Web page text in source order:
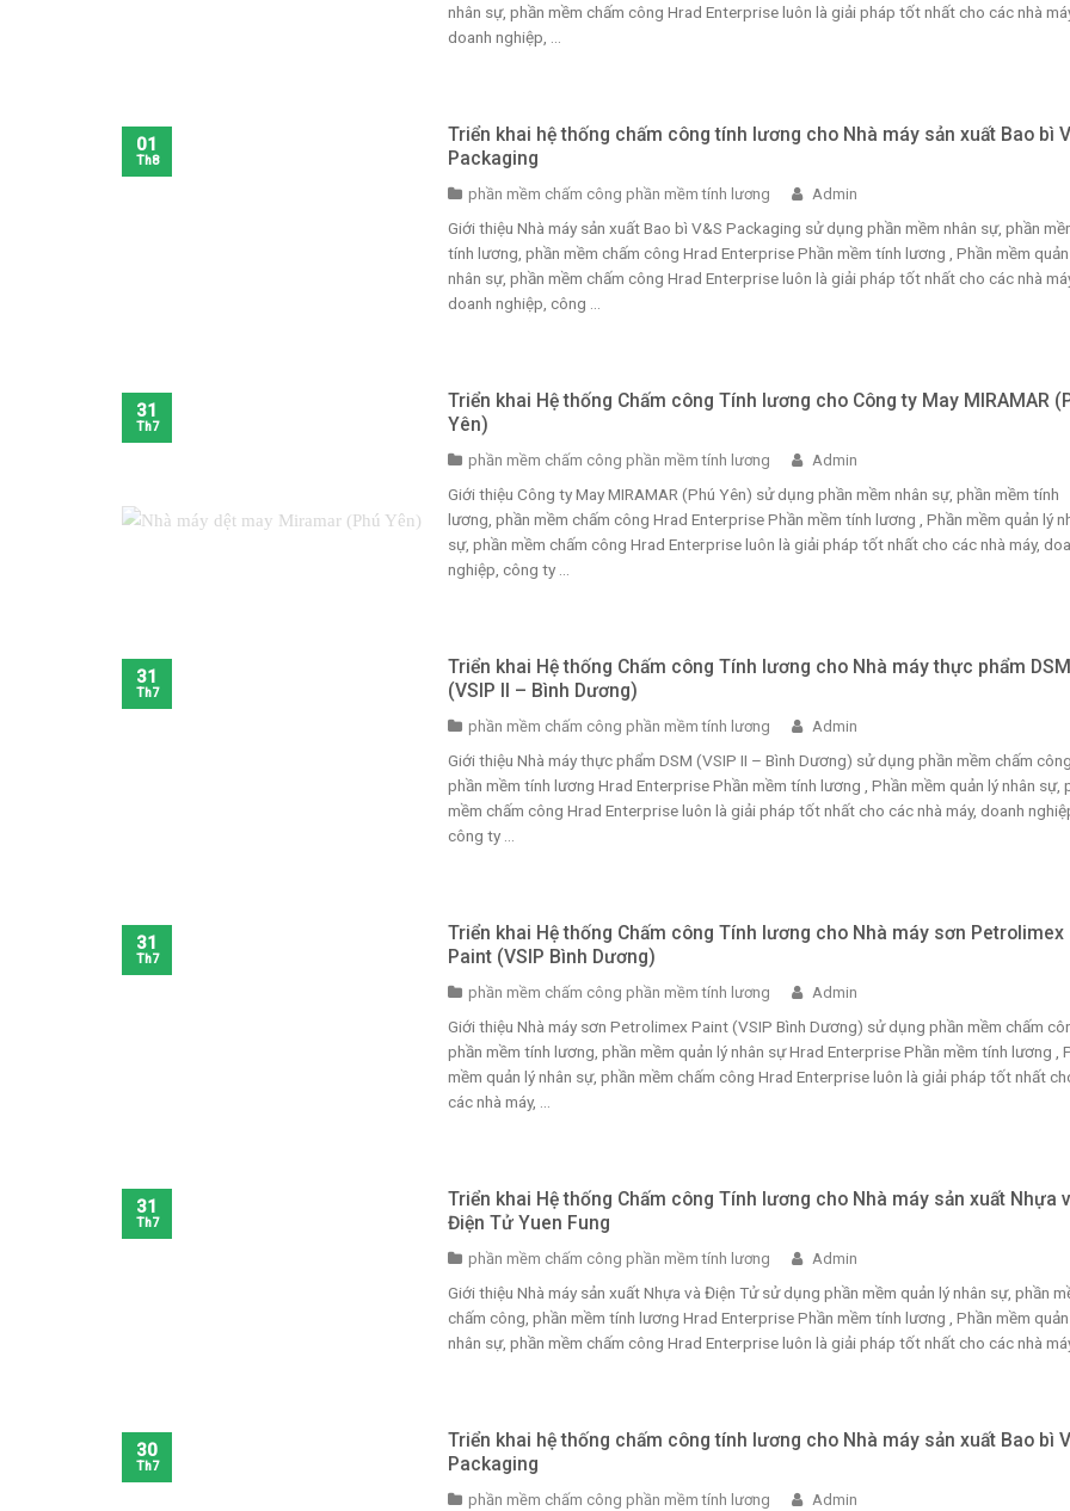
nhân sự, phần mềm chấm công Hrad Enterprise luôn là giải pháp tốt nhất cho các nhà
doanh nghiệp, ...
Triển khai hệ thống chấm công tính lương cho Nhà máy sản xuất Bao bì
Packaging
phần mềm chấm công phần mềm tính lương Admin
Giới thiệu Nhà máy sản xuất Bao bì V&S Packaging sử dụng phần mềm nhân sự, phần
tính lương, phần mềm chấm công Hrad Enterprise Phần mềm tính lương , Phần mềm
nhân sự, phần mềm chấm công Hrad Enterprise luôn là giải pháp tốt nhất cho các nhà
doanh nghiệp, công ...
01
Th8
Triển khai Hệ thống Chấm công Tính lương cho Công ty May MIRAMAR
Yên)
phần mềm chấm công phần mềm tính lương Admin
Giới thiệu Công ty May MIRAMAR (Phú Yên) sử dụng phần mềm nhân sự, phần mềm tính
lương, phần mềm chấm công Hrad Enterprise Phần mềm tính lương , Phần mềm quản lý
sự, phần mềm chấm công Hrad Enterprise luôn là giải pháp tốt nhất cho các nhà máy,
nghiệp, công ty ...
31
Th7
Triển khai Hệ thống Chấm công Tính lương cho Nhà máy thực phẩm DSM
(VSIP II – Bình Dương)
phần mềm chấm công phần mềm tính lương Admin
Giới thiệu Nhà máy thực phẩm DSM (VSIP II – Bình Dương) sử dụng phần mềm chấm công,
phần mềm tính lương Hrad Enterprise Phần mềm tính lương , Phần mềm quản lý nhân sự,
mềm chấm công Hrad Enterprise luôn là giải pháp tốt nhất cho các nhà máy, doanh
công ty ...
31
Th7
Triển khai Hệ thống Chấm công Tính lương cho Nhà máy sơn Petrolimex
Paint (VSIP Bình Dương)
phần mềm chấm công phần mềm tính lương Admin
Giới thiệu Nhà máy sơn Petrolimex Paint (VSIP Bình Dương) sử dụng phần mềm chấm
phần mềm tính lương, phần mềm quản lý nhân sự Hrad Enterprise Phần mềm tính lương ,
mềm quản lý nhân sự, phần mềm chấm công Hrad Enterprise luôn là giải pháp tốt nhất
các nhà máy, ...
31
Th7
Triển khai Hệ thống Chấm công Tính lương cho Nhà máy sản xuất Nhựa
Điện Tử Yuen Fung
phần mềm chấm công phần mềm tính lương Admin
Giới thiệu Nhà máy sản xuất Nhựa và Điện Tử sử dụng phần mềm quản lý nhân sự, phần
chấm công, phần mềm tính lương Hrad Enterprise Phần mềm tính lương , Phần mềm
nhân sự, phần mềm chấm công Hrad Enterprise luôn là giải pháp tốt nhất cho các nhà máy,
31
Th7
Triển khai hệ thống chấm công tính lương cho Nhà máy sản xuất Bao bì
Packaging
phần mềm chấm công phần mềm tính lương Admin
30
Th7